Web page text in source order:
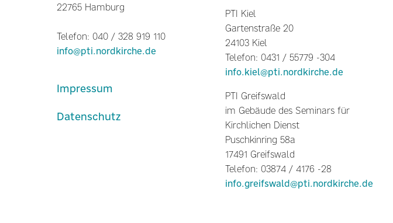
22765 Hamburg
Telefon: 040 / 328 919 110
info@pti.nordkirche.de
Impressum
Datenschutz
PTI Kiel
Gartenstraße 20
24103 Kiel
Telefon: 0431 / 55779 -304
info.kiel@pti.nordkirche.de
PTI Greifswald
im Gebäude des Seminars für
Kirchlichen Dienst
Puschkinring 58a
17491 Greifswald
Telefon: 03874 / 4176 -28
info.greifswald@pti.nordkirche.de